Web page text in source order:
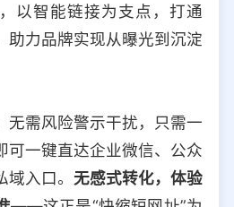
，以智能链接为支点，打通
助力品牌实现从曝光到沉淀
无需风险警示干扰，只需一
可一键直达企业微信、公众
入口。 无感式转化，体验